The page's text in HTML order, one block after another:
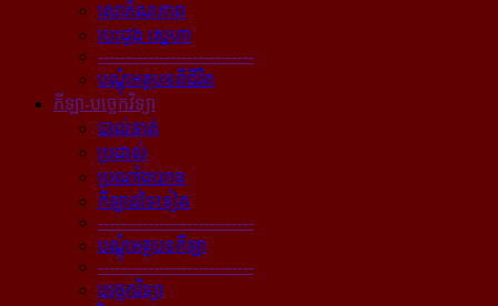
សោភ័ណភាព
បេះដូង ស្នេហា
----------------------------
បណ្ដុំអត្ថបទពីជីវិត
កីឡា-បច្ចេកវិទ្យា
បាល់ទាត់
ប្រដាល់
ប្រណាំងយាន
កីឡាដទៃទៀត
----------------------------
បណ្ដុំអត្ថបទកីឡា
----------------------------
បច្ចេកវិទ្យា